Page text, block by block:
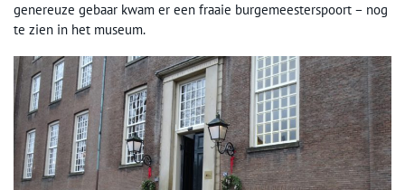
genereuze gebaar kwam er een fraaie burgemeesterspoort – nog
te zien in het museum.